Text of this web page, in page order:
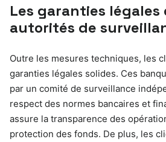
Les garanties légales
autorités de
Outre les mesures techniques, les
garanties légales solides. Ces
par un comité de surveillance
respect des normes bancaires et
assure la transparence des
protection des fonds. De plus, les